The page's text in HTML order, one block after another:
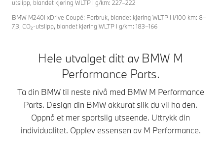
og utenfor
racerbanen.
Opplev hvordan
Parts kan
forvandle din M5.
Gi bilen karakter
som passer
perfekt til stilen
din.
Til butikken
Coupé leverer denne
kombinasjonen fri
elegant praktiskhet i
et kompromissløst
racingutseende.
Til butikken
utslipp, blandet kjøring WLTP i g/km: 227–222
BMW M240i xDrive Coupé: Forbruk, blandet kjøring WLTP i l/100 km: 8–
7,3; CO₂-utslipp, blandet kjøring WLTP i g/km: 183–166
Hele utvalget ditt av BMW M
Performance Parts.
Ta din BMW til neste nivå med BMW M Performance
Parts. Design din BMW akkurat slik du vil ha den.
Oppnå et mer sportslig utseende. Uttrykk din
individualitet. Opplev essensen av M Performance.